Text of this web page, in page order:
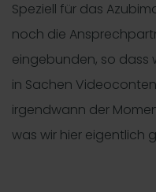
Speziell für das
noch die
eingebunden, so dass
in Sachen
irgendwann der
was wir hier eigentlich